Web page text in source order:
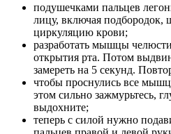
подушечками пальцев
лицу, включая подбородок,
циркуляцию крови;
разработать мышцы
открытия рта. Потом
замереть на 5 секунд.
чтобы проснулись все
этом сильно зажмурьтесь,
выдохните;
теперь с силой нужно